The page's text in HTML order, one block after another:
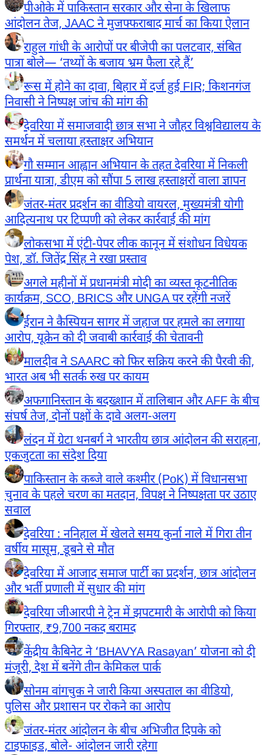
पीओके में पाकिस्तान सरकार और सेना के खिलाफ
आंदोलन तेज, JAAC ने मुजफ्फराबाद मार्च का किया ऐलान
राहुल गांधी के आरोपों पर बीजेपी का पलटवार, संबित
पात्रा बोले— ‘तथ्यों के बजाय भ्रम फैला रहे हैं’
रूस में होने का दावा, बिहार में दर्ज हुई FIR; किशनगंज
निवासी ने निष्पक्ष जांच की मांग की
देवरिया में समाजवादी छात्र सभा ने जौहर विश्वविद्यालय के
समर्थन में चलाया हस्ताक्षर अभियान
गौ सम्मान आह्वान अभियान के तहत देवरिया में निकली
प्रार्थना यात्रा, डीएम को सौंपा 5 लाख हस्ताक्षरों वाला ज्ञापन
जंतर-मंतर प्रदर्शन का वीडियो वायरल, मुख्यमंत्री योगी
आदित्यनाथ पर टिप्पणी को लेकर कार्रवाई की मांग
लोकसभा में एंटी-पेपर लीक कानून में संशोधन विधेयक
पेश, डॉ. जितेंद्र सिंह ने रखा प्रस्ताव
अगले महीनों में प्रधानमंत्री मोदी का व्यस्त कूटनीतिक
कार्यक्रम, SCO, BRICS और UNGA पर रहेंगी नजरें
ईरान ने कैस्पियन सागर में जहाज पर हमले का लगाया
आरोप, यूक्रेन को दी जवाबी कार्रवाई की चेतावनी
मालदीव ने SAARC को फिर सक्रिय करने की पैरवी की,
भारत अब भी सतर्क रुख पर कायम
अफगानिस्तान के बदख्शान में तालिबान और AFF के बीच
संघर्ष तेज, दोनों पक्षों के दावे अलग-अलग
लंदन में ग्रेटा थनबर्ग ने भारतीय छात्र आंदोलन की सराहना,
एकजुटता का संदेश दिया
पाकिस्तान के कब्जे वाले कश्मीर (PoK) में विधानसभा
चुनाव के पहले चरण का मतदान, विपक्ष ने निष्पक्षता पर उठाए
सवाल
देवरिया : ननिहाल में खेलते समय कुर्ना नाले में गिरा तीन
वर्षीय मासूम, डूबने से मौत
देवरिया में आजाद समाज पार्टी का प्रदर्शन, छात्र आंदोलन
और भर्ती प्रणाली में सुधार की मांग
देवरिया जीआरपी ने ट्रेन में झपटमारी के आरोपी को किया
गिरफ्तार, ₹9,700 नकद बरामद
केंद्रीय कैबिनेट ने ‘BHAVYA Rasayan’ योजना को दी
मंजूरी, देश में बनेंगे तीन केमिकल पार्क
सोनम वांगचुक ने जारी किया अस्पताल का वीडियो,
पुलिस और प्रशासन पर रोकने का आरोप
जंतर-मंतर आंदोलन के बीच अभिजीत दिपके को
टाइफाइड, बोले- आंदोलन जारी रहेगा